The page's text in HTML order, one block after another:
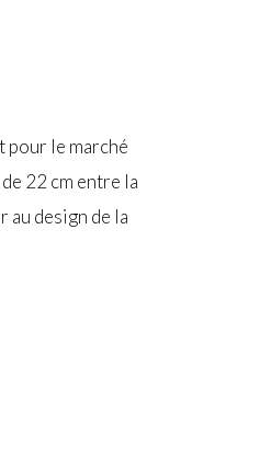
pour le marché
22 cm entre la
design de la